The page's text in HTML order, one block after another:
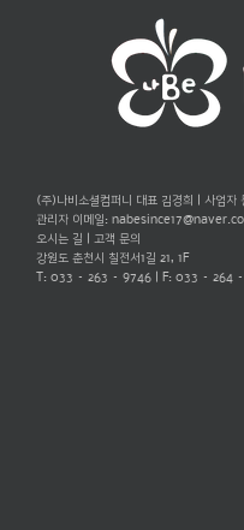
(주)나비소셜컴퍼니 대표 김경희 | 사업
관리자 이메일:
오시는 길
고객 문의
강원도 춘천시 칠전서1길 21, 1F
T: 033 – 263 – 9746 | F: 033 – 264